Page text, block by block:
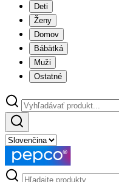
Deti
Ženy
Domov
Bábätká
Muži
Ostatné